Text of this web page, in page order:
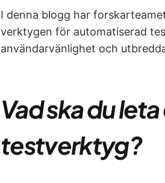
I denna blogg har
verktygen för automatiserad
användarvänlighet och
Vad ska du
testverktyg?